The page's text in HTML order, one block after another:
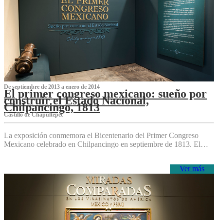
De septiembre de 2013 a enero de 2014
El primer congreso mexicano: sueño por
construir el Estado Nacional,
Chilpancingo, 1813
Castillo de Chapultepec
La exposición conmemora el Bicentenario del Primer Congreso
Mexicano celebrado en Chilpancingo en septiembre de 1813. El…
Ver más